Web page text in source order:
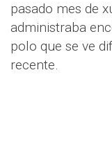
pasado mes de
administraba
polo que se ve
recente.